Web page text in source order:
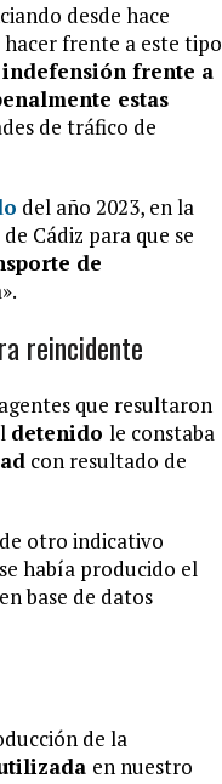
desde hace
frente a este tipo
indefensión frente a
estas
de tráfico de
del año 2023, en la
Cádiz para que se
de
reincidente
que resultaron
detenido le constaba
con resultado de
otro indicativo
había producido el
base de datos
de la
en nuestro